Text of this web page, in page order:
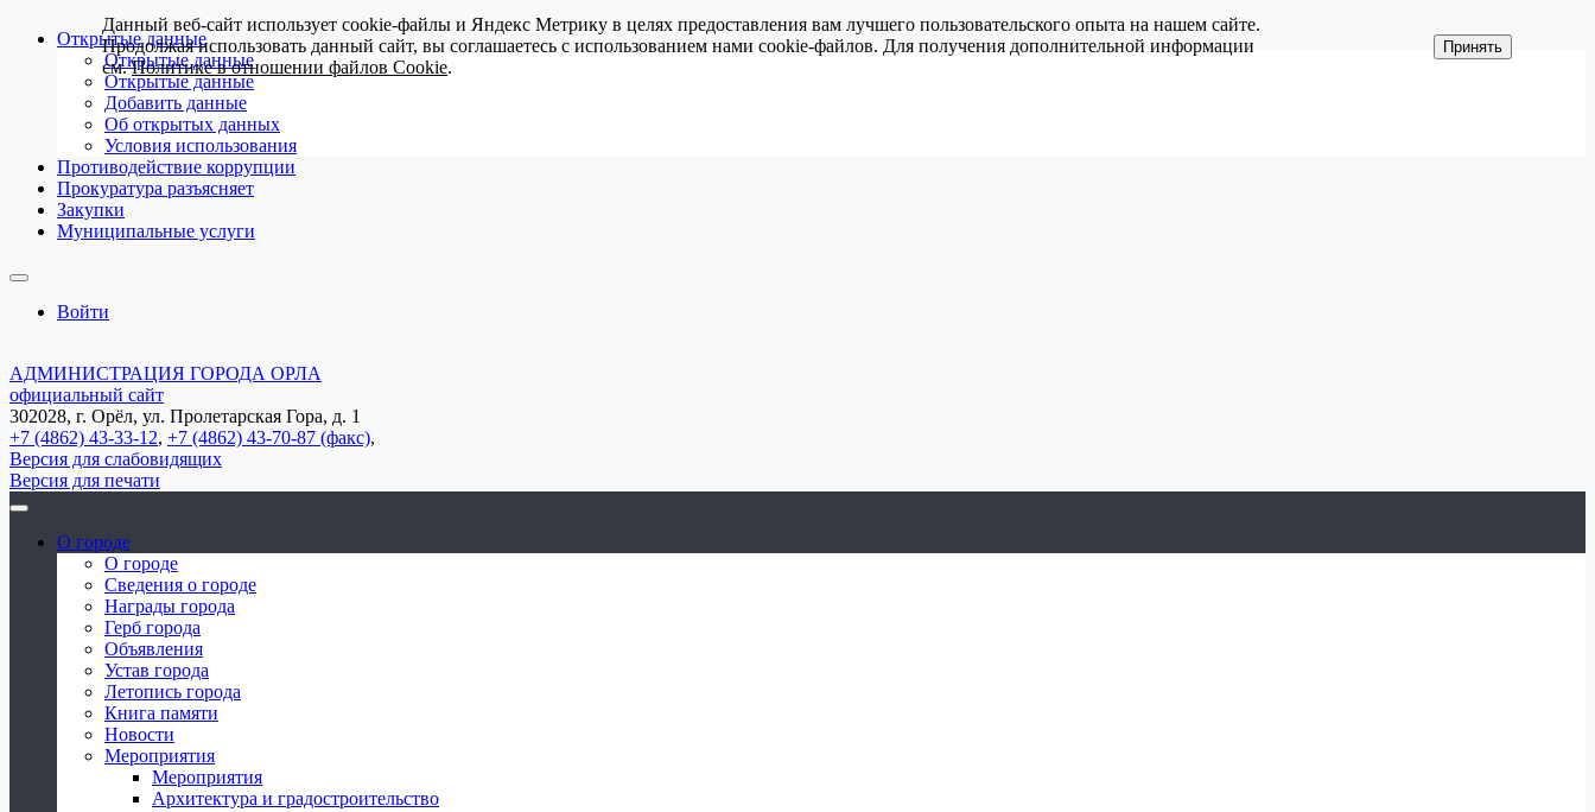
Открытые данные
Открытые данные
Открытые данные
Добавить данные
Об открытых данных
Условия использования
Противодействие коррупции
Прокуратура разъясняет
Закупки
Муниципальные услуги
Войти
АДМИНИСТРАЦИЯ ГОРОДА ОРЛА
официальный сайт
302028, г. Орёл, ул. Пролетарская Гора, д. 1
+7 (4862) 43-33-12, +7 (4862) 43-70-87 (факс),
Версия для слабовидящих
Версия для печати
О городе
О городе
Сведения о городе
Награды города
Герб города
Объявления
Устав города
Летопись города
Книга памяти
Новости
Мероприятия
Мероприятия
Архитектура и градостроительство
Данный веб-сайт использует cookie-файлы и Яндекс Метрику в целях предоставления вам лучшего пользовательского опыта на нашем сайте.
Продолжая использовать данный сайт, вы соглашаетесь с использованием нами cookie-файлов. Для получения дополнительной информации
см.Политике в отношении файлов Cookie.
Принять